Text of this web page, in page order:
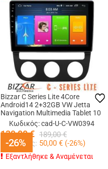
-26%
Bizzar C Series Lite 4Core
Android14 2+32GB VW Jetta
Navigation Multimedia Tablet 10
Κωδικός: cad-U-C-VW0394
139,00€ 189,00 €
Κερδίζεις: 50,00 € (-26%)
-26%
Εξαντλήθηκε & Αναμένεται